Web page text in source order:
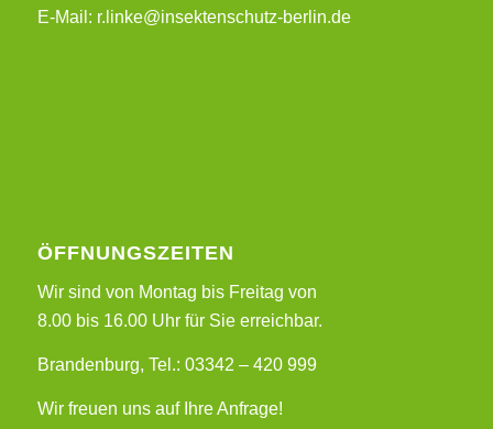
E-Mail: r.linke@insektenschutz-berlin.de
ÖFFNUNGSZEITEN
Wir sind von Montag bis Freitag von
8.00 bis 16.00 Uhr für Sie erreichbar.
Brandenburg, Tel.: 03342 – 420 999
Wir freuen uns auf Ihre Anfrage!